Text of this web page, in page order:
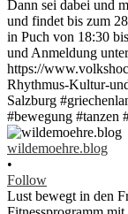
wildemoehre.blog
•
Follow
Lust bewegt in den